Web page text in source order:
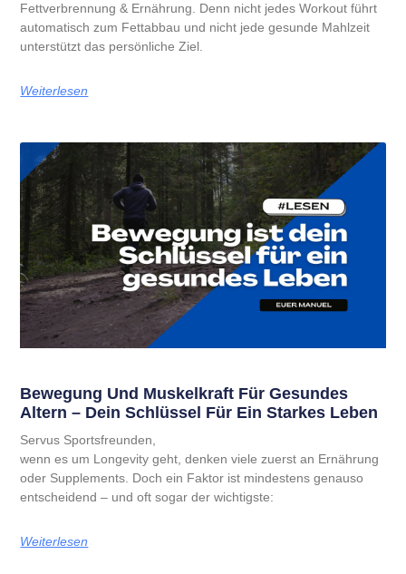
Fettverbrennung & Ernährung. Denn nicht jedes Workout führt
automatisch zum Fettabbau und nicht jede gesunde Mahlzeit
unterstützt das persönliche Ziel.
Weiterlesen
Bewegung Und Muskelkraft Für Gesundes
Altern – Dein Schlüssel Für Ein Starkes Leben
Servus Sportsfreunden,
wenn es um Longevity geht, denken viele zuerst an Ernährung
oder Supplements. Doch ein Faktor ist mindestens genauso
entscheidend – und oft sogar der wichtigste:
Weiterlesen